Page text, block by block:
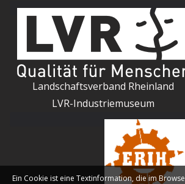
Landschaftsverband Rheinland
LVR-Industriemuseum
Ein Cookie ist eine Textinformation, die im